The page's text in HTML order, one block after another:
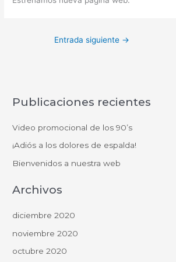
Entrada siguiente →
Publicaciones recientes
Video promocional de los 90’s
¡Adiós a los dolores de espalda!
Bienvenidos a nuestra web
Archivos
diciembre 2020
noviembre 2020
octubre 2020